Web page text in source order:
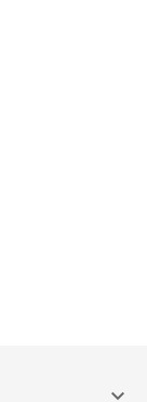
